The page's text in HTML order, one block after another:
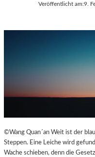
Veröffentlicht am:9.
©Wang Quan´an Weit ist der
Steppen. Eine Leiche wird
Wache schieben, denn die